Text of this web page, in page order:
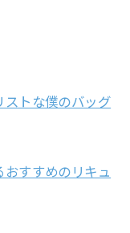
ストな僕のバッグ
すすめのリキュ